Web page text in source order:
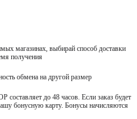
магазинах, выбирай способ доставки
получения
обмена на другой размер
составляет до 48 часов. Если заказ будет
бонусную карту. Бонусы начисляются